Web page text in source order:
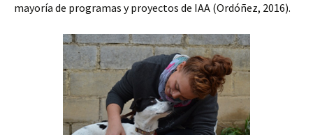
mayoría de programas y proyectos de IAA (Ordóñez, 2016).